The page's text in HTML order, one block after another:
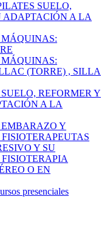
SUELO,
ADAPTACIÓN A LA
(TORRE) , SILLA
REFORMER Y
A LA
Y
Y SU
O EN
presenciales